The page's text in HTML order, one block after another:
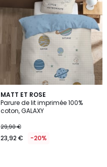
MATT ET ROSE
Parure de lit imprimée 100%
coton, GALAXY
29,90 €
23,92 € -20%